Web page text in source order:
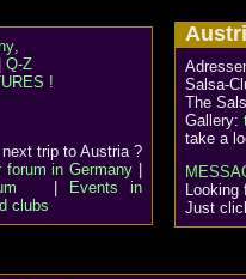
,
Q-Z
!
trip to Austria ?
forum in Germany
Events in
clubs
Salsa-
The
Gallery:
take a
Looking
Just